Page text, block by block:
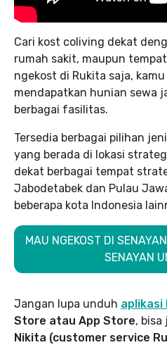
Cari kost coliving dekat
rumah sakit, maupun
ngekost di Rukita saja,
mendapatkan hunian sewa
berbagai fasilitas.
Tersedia berbagai pilihan
yang berada di lokasi
dekat berbagai tempat
Jabodetabek dan Pulau
beberapa kota Indonesia
MAU NGEKOST DI
SENAYAN
Jangan lupa unduh aplikasi
Store atau App Store,
Nikita (customer service